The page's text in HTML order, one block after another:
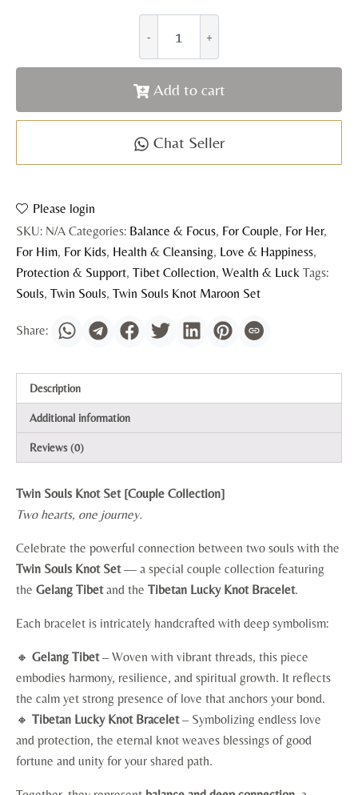
Add to cart
Chat Seller
Please login
SKU: N/A Categories: Balance & Focus, For Couple, For Her,
For Him, For Kids, Health & Cleansing, Love & Happiness,
Protection & Support, Tibet Collection, Wealth & Luck Tags:
Souls, Twin Souls, Twin Souls Knot Maroon Set
Description
Additional information
Reviews (0)
Twin Souls Knot Set [Couple Collection]
Two hearts, one journey.
Celebrate the powerful connection between two souls with the
Twin Souls Knot Set— a special couple collection featuring
the Gelang Tibetand the Tibetan Lucky Knot Bracelet.
Each bracelet is intricately handcrafted with deep symbolism:
🔸 Gelang Tibet– Woven with vibrant threads, this piece
embodies harmony, resilience, and spiritual growth. It reflects
the calm yet strong presence of love that anchors your bond.
🔸 Tibetan Lucky Knot Bracelet– Symbolizing endless love
and protection, the eternal knot weaves blessings of good
fortune and unity for your shared path.